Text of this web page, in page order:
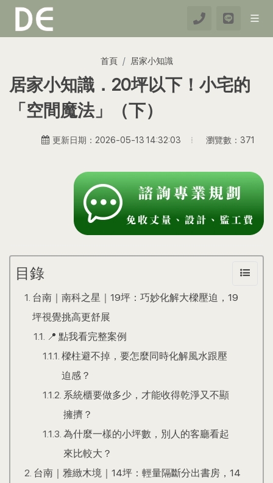
首頁 居家小知識
居家小知識．20坪以下！小宅的
「空間魔法」（下）
更新日期：2026-05-13 14:32:03 瀏覽數：371
目錄
台南｜南科之星｜19坪：巧妙化解大樑壓迫，19
坪視覺挑高更舒展
📍 點我看完整案例
樑柱避不掉，要怎麼同時化解風水跟壓
迫感？
系統櫃要做多少，才能收得乾淨又不顯
擁擠？
為什麼一樣的小坪數，別人的客廳看起
來比較大？
台南｜雅緻木境｜14坪：輕量隔斷分出書房，14